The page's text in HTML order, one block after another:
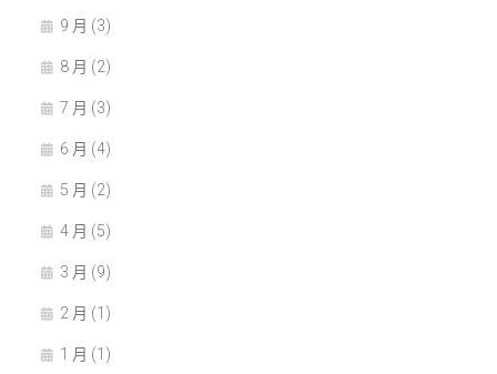
9 月 (3)
8 月 (2)
7 月 (3)
6 月 (4)
5 月 (2)
4 月 (5)
3 月 (9)
2 月 (1)
1 月 (1)